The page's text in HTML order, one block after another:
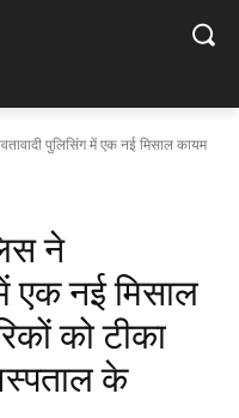
पुलिसिंग में एक नई मिसाल कायम
ने
एक नई मिसाल
को टीका
के